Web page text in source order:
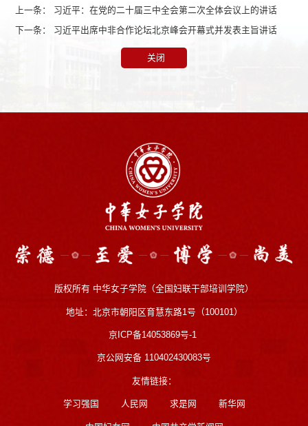
上一条： 习近平：在党的二十届三中全会第二次全体会议上的讲话
下一条： 习近平出席中非合作论坛北京峰会开幕式并发表主旨讲话
关闭
版权所有 中华女子学院（全国妇联干部培训学院）
地址：北京市朝阳区育慧东路1号（100101）
京ICP备14053869号-1
京公网安备 110402430083号
友情链接：
学习强国 人民网 求是网 新华网